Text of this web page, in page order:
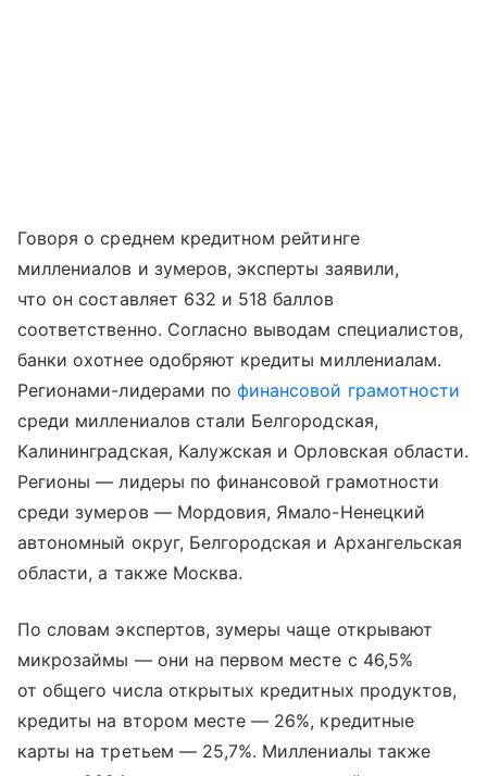
Говоря о среднем кредитном рейтинге
миллениалов и зумеров, эксперты заявили,
что он составляет 632 и 518 баллов
соответственно. Согласно выводам специалистов,
банки охотнее одобряют кредиты миллениалам.
Регионами-лидерами пофинансовой грамотности
среди миллениалов стали Белгородская,
Калининградская, Калужская и Орловская области.
Регионы — лидеры по финансовой грамотности
среди зумеров — Мордовия, Ямало-Ненецкий
автономный округ, Белгородская и Архангельская
области, а также Москва.
По словам экспертов, зумеры чаще открывают
микрозаймы — они на первом месте с 46,5%
от общего числа открытых кредитных продуктов,
кредиты на втором месте — 26%, кредитные
карты на третьем — 25,7%. Миллениалы также